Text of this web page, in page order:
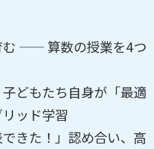
む —— 算数の授業を4つ
どもたち自身が「最適
ッド学習
きた！」認め合い、高